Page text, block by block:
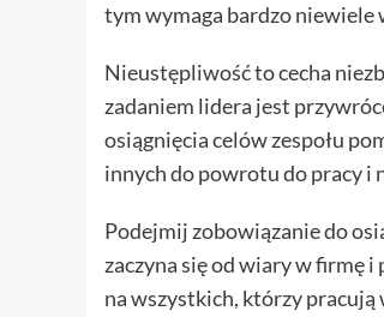
tym wymaga bardzo niewiele
Nieustępliwość to cecha
zadaniem lidera jest
osiągnięcia celów zespołu
innych do powrotu do pracy i
Podejmij zobowiązanie do
zaczyna się od wiary w firmę
na wszystkich, którzy pracują